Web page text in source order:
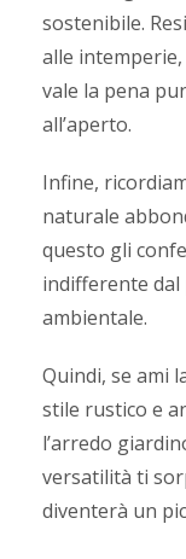
sostenibile.
alle
vale la pena
all’aperto.
Infine,
naturale
questo gli
indifferente dal
ambientale.
Quindi, se ami
stile rustico e
l’arredo
versatilità ti
diventerà un